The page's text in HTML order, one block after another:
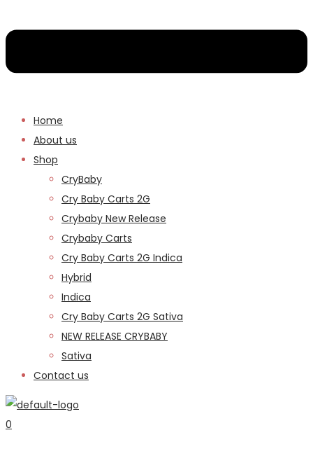
Home
About us
Shop
CryBaby
Cry Baby Carts 2G
Crybaby New Release
Crybaby Carts
Cry Baby Carts 2G Indica
Hybrid
Indica
Cry Baby Carts 2G Sativa
NEW RELEASE CRYBABY
Sativa
Contact us
0